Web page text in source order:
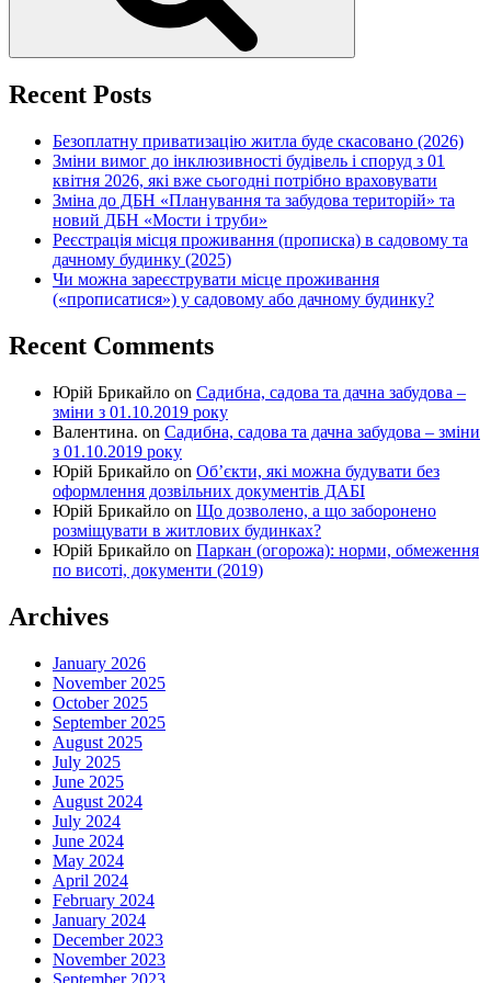
Recent Posts
Безоплатну приватизацію житла буде скасовано (2026)
Зміни вимог до інклюзивності будівель і споруд з 01
квітня 2026, які вже сьогодні потрібно враховувати
Зміна до ДБН «Планування та забудова територій» та
новий ДБН «Мости і труби»
Реєстрація місця проживання (прописка) в садовому та
дачному будинку (2025)
Чи можна зареєструвати місце проживання
(«прописатися») у садовому або дачному будинку?
Recent Comments
Юрій Брикайло on Садибна, садова та дачна забудова –
зміни з 01.10.2019 року
Валентина. on Садибна, садова та дачна забудова – зміни
з 01.10.2019 року
Юрій Брикайло on Об’єкти, які можна будувати без
оформлення дозвільних документів ДАБІ
Юрій Брикайло on Що дозволено, а що заборонено
розміщувати в житлових будинках?
Юрій Брикайло on Паркан (огорожа): норми, обмеження
по висоті, документи (2019)
Archives
January 2026
November 2025
October 2025
September 2025
August 2025
July 2025
June 2025
August 2024
July 2024
June 2024
May 2024
April 2024
February 2024
January 2024
December 2023
November 2023
September 2023